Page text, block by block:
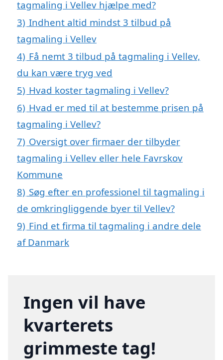
tagmaling i Vellev hjælpe med?
3) Indhent altid mindst 3 tilbud på
tagmaling i Vellev
4) Få nemt 3 tilbud på tagmaling i Vellev,
du kan være tryg ved
5) Hvad koster tagmaling i Vellev?
6) Hvad er med til at bestemme prisen på
tagmaling i Vellev?
7) Oversigt over firmaer der tilbyder
tagmaling i Vellev eller hele Favrskov
Kommune
8) Søg efter en professionel til tagmaling i
de omkringliggende byer til Vellev?
9) Find et firma til tagmaling i andre dele
af Danmark
Ingen vil have
kvarterets
grimmeste tag!